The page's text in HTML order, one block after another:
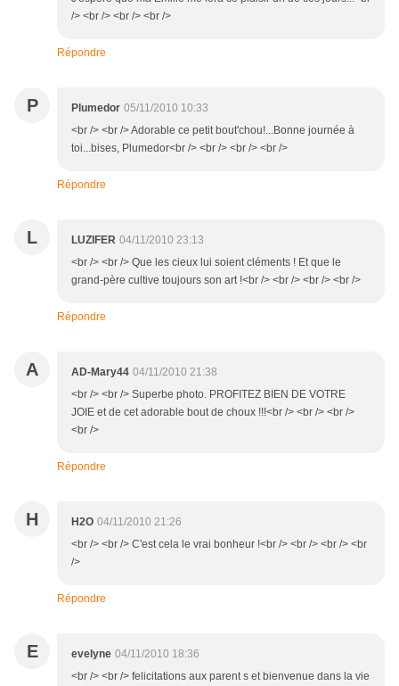
/> <br /> <br /> <br />
Répondre
P Plumedor 05/11/2010 10:33
<br /> <br /> Adorable ce petit bout'chou!...Bonne journée à
toi...bises, Plumedor<br /> <br /> <br /> <br />
Répondre
L LUZIFER 04/11/2010 23:13
<br /> <br /> Que les cieux lui soient cléments ! Et que le
grand-père cultive toujours son art !<br /> <br /> <br /> <br />
Répondre
A AD-Mary44 04/11/2010 21:38
<br /> <br /> Superbe photo. PROFITEZ BIEN DE VOTRE
JOIE et de cet adorable bout de choux !!!<br /> <br /> <br />
<br />
Répondre
H H2O 04/11/2010 21:26
<br /> <br /> C'est cela le vrai bonheur !<br /> <br /> <br /> <br
/>
Répondre
E evelyne 04/11/2010 18:36
<br /> <br /> felicitations aux parent s et bienvenue dans la vie